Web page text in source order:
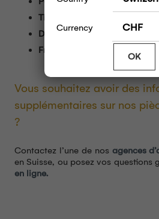
Titre :
Diamètre :21mm
Frappe :
Vous souhaitez avoir des
supplémentaires sur nos
?
Contactez l’une de nos agences
en Suisse, ou posez vos questions
en ligne.
Currency
OK